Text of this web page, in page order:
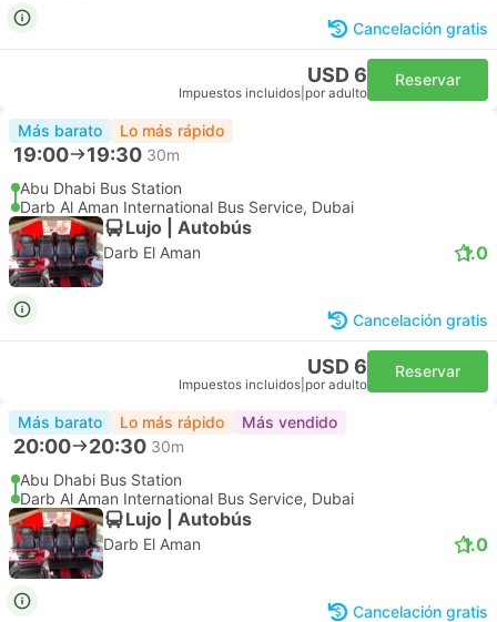
Cancelación gratis
USD 6
Impuestos incluidos por adulto
Reservar
Más barato Lo más rápido
19:00 19:30 30m
Abu Dhabi Bus Station
Darb Al Aman International Bus Service, Dubai
Lujo | Autobús
Darb El Aman 1.0
Cancelación gratis
USD 6
Impuestos incluidos por adulto
Reservar
Más barato Lo más rápido Más vendido
20:00 20:30 30m
Abu Dhabi Bus Station
Darb Al Aman International Bus Service, Dubai
Lujo | Autobús
Darb El Aman 1.0
Cancelación gratis